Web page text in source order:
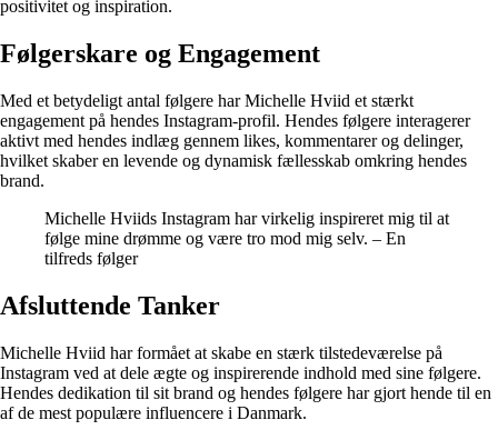
positivitet og inspiration.
Følgerskare og Engagement
Med et betydeligt antal følgere har Michelle Hviid et stærkt
engagement på hendes Instagram-profil. Hendes følgere interagerer
aktivt med hendes indlæg gennem likes, kommentarer og delinger,
hvilket skaber en levende og dynamisk fællesskab omkring hendes
brand.
Michelle Hviids Instagram har virkelig inspireret mig til at
følge mine drømme og være tro mod mig selv. – En
tilfreds følger
Afsluttende Tanker
Michelle Hviid har formået at skabe en stærk tilstedeværelse på
Instagram ved at dele ægte og inspirerende indhold med sine følgere.
Hendes dedikation til sit brand og hendes følgere har gjort hende til en
af de mest populære influencere i Danmark.